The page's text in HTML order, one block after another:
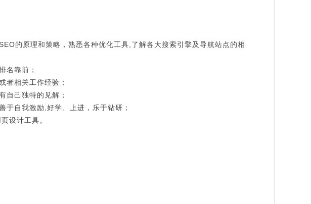
的原理和策略，熟悉各种优化工具,了解各大搜索引擎及导航站点的相
排名靠前；
或者相关工作经验；
有自己独特的见解；
于自我激励,好学、上进，乐于钻研；
设计工具。